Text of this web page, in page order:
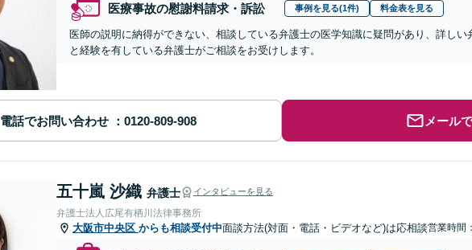
医療事故の慰謝料請求・訴訟 事例を見る(1件) 料金表を見る
医師の説明に納得ができない、相談している弁護士の医学知識に疑問があり、詳し
と経験を有している弁護士がご相談をお受けします。
電話でお問い合わせ メール
五十嵐 沙織 弁護士 インタビューを見る
弁護士法人広尾有栖川法律事務所
大阪市中央区 からも相談受付中面談方法(対面・電話・ビデオなど)は応相談営業時間